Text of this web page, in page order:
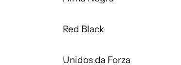
Red Black
Unidos da Forza